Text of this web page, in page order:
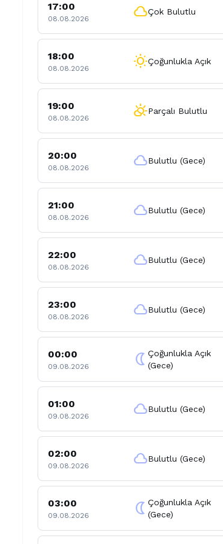
17:00
08.08.2026 cloudÇok Bulutlu
18:00
08.08.2026 wb_sunnyÇoğunlukla Açık
19:00
08.08.2026 partly_cloudy_dayParçalı Bulutlu
20:00
08.08.2026 cloudBulutlu (Gece)
21:00
08.08.2026 cloudBulutlu (Gece)
22:00
08.08.2026 cloudBulutlu (Gece)
23:00
08.08.2026 cloudBulutlu (Gece)
00:00
09.08.2026 nightlightÇoğunlukla Açık
(Gece)
01:00
09.08.2026 cloudBulutlu (Gece)
02:00
09.08.2026 cloudBulutlu (Gece)
03:00
09.08.2026 nightlightÇoğunlukla Açık
(Gece)